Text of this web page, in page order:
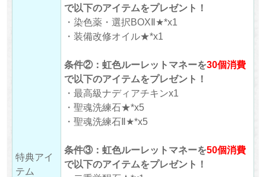
特典アイ
テム
で以下のアイテムをプレゼント！
・染色薬・選択BOXⅡ★*x1
・装備改修オイル★*x1
条件②：虹色ルーレットマネーを30個消費
で以下のアイテムをプレゼント！
・最高級ナディアチキンx1
・聖魂洗練石★*x5
・聖魂洗練石Ⅱ★*x5
条件③：虹色ルーレットマネーを50個消費
で以下のアイテムをプレゼント！